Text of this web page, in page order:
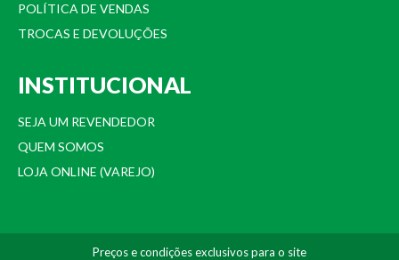
POLÍTICA DE VENDAS
TROCAS E DEVOLUÇÕES
INSTITUCIONAL
SEJA UM REVENDEDOR
QUEM SOMOS
LOJA ONLINE (VAREJO)
Preços e condições exclusivos para o site